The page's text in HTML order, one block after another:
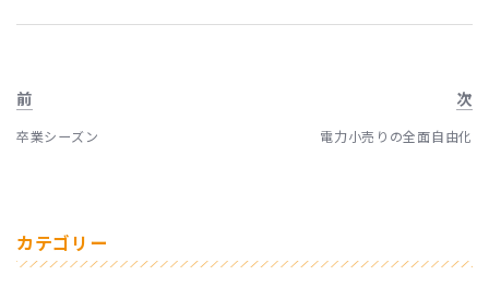
前
卒業シーズン
次
電力小売りの全面自由化
カテゴリー